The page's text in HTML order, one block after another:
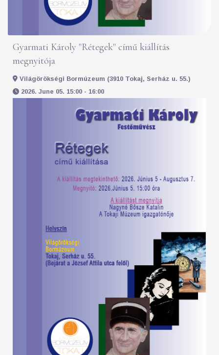
Gyarmati Károly "Rétegek" című kiállítás
megnyitója
Világörökségi Bormúzeum (3910 Tokaj, Serház u. 55.)
2026. June 05. 15:00 - 16:00